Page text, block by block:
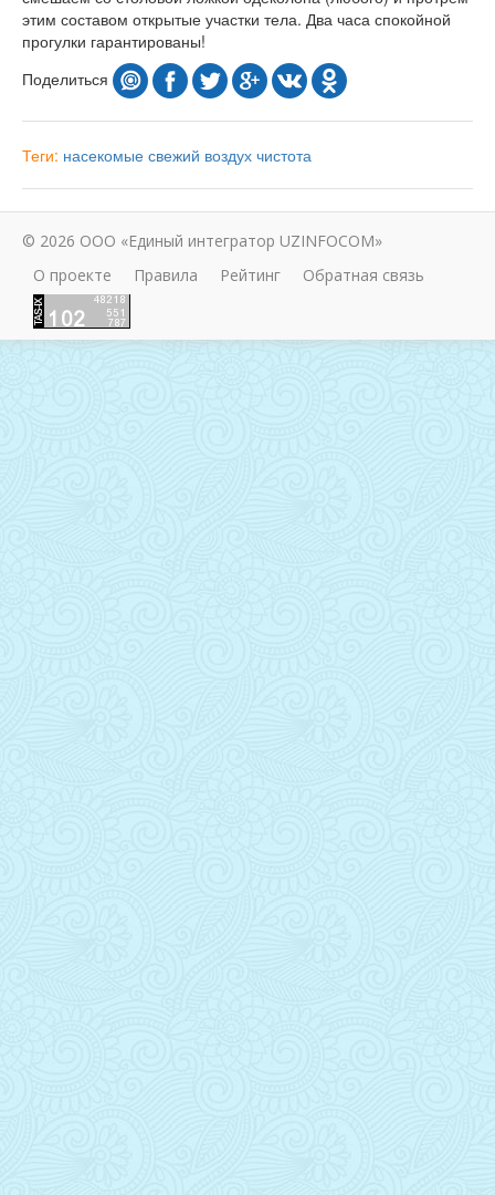
этим составом открытые участки тела. Два часа спокойной
прогулки гарантированы!
Поделиться
Теги: насекомые свежий воздух чистота
© 2026 ООО «Единый интегратор UZINFOCOM»
О проекте
Правила Рейтинг Обратная связь